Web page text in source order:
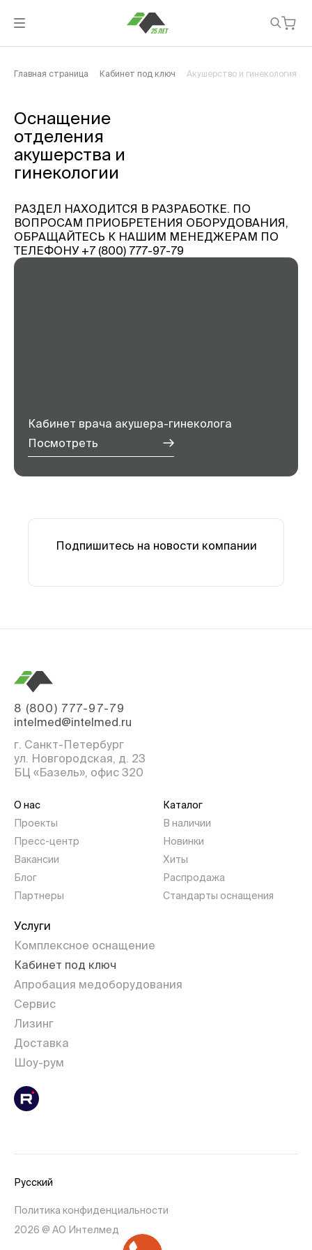
Главная страница Кабинет под ключ Акушерство и гинекология
Оснащение
отделения
акушерства и
гинекологии
РАЗДЕЛ НАХОДИТСЯ В РАЗРАБОТКЕ. ПО
ВОПРОСАМ ПРИОБРЕТЕНИЯ ОБОРУДОВАНИЯ,
ОБРАЩАЙТЕСЬ К НАШИМ МЕНЕДЖЕРАМ ПО
ТЕЛЕФОНУ +7 (800) 777-97-79
Кабинет врача акушера-гинеколога
Посмотреть
Подпишитесь на новости компании
8 (800) 777-97-79
intelmed@intelmed.ru
г. Санкт-Петербург
ул. Новгородская, д. 23
БЦ «Базель», офис 320
О нас
Проекты
Пресс-центр
Вакансии
Блог
Партнеры
Каталог
В наличии
Новинки
Хиты
Распродажа
Стандарты оснащения
Услуги
Комплексное оснащение
Кабинет под ключ
Апробация медоборудования
Сервис
Лизинг
Доставка
Шоу-рум
Русский
Политика конфиденциальности
2026 @ АО Интелмед